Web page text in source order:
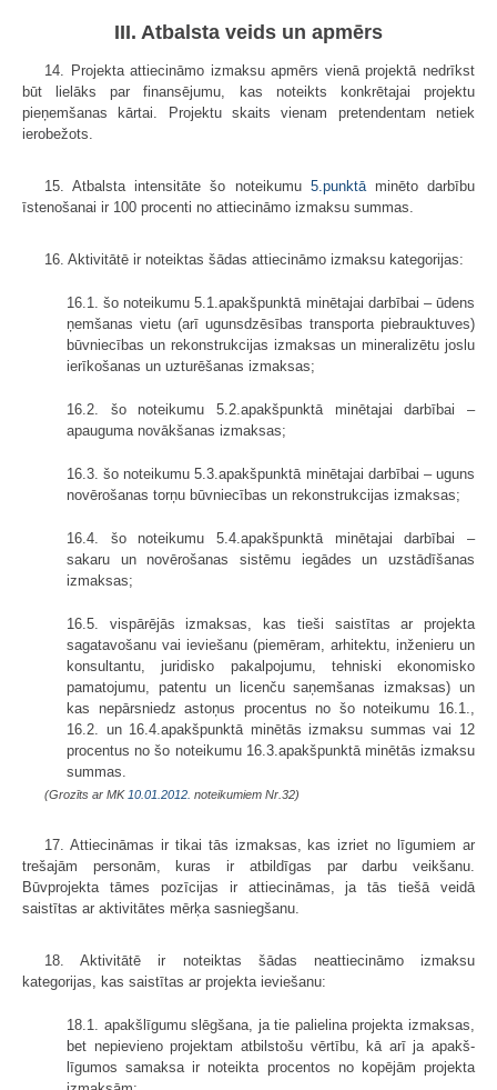
III. Atbalsta veids un apmērs
14. Projekta attiecināmo izmaksu apmērs vienā projektā nedrīkst
būt lielāks par finansējumu, kas noteikts konkrētajai projektu
pieņemšanas kārtai. Projektu skaits vienam pretendentam netiek
ierobežots.
15. Atbalsta intensitāte šo noteikumu 5.punktāminēto darbību
īstenošanai ir 100 procenti no attiecināmo izmaksu summas.
16. Aktivitātē ir noteiktas šādas attiecināmo izmaksu kategorijas:
16.1. šo noteikumu 5.1.apakšpunktā minētajai darbībai – ūdens
ņemšanas vietu (arī ugunsdzēsības transporta piebrauktuves)
būvniecības un rekonstrukcijas izmaksas un mineralizētu joslu
ierīkošanas un uzturēšanas izmaksas;
16.2. šo noteikumu 5.2.apakšpunktā minētajai darbībai –
apauguma novākšanas izmaksas;
16.3. šo noteikumu 5.3.apakšpunktā minētajai darbībai – uguns
novērošanas torņu būvniecības un rekonstrukcijas izmaksas;
16.4. šo noteikumu 5.4.apakšpunktā minētajai darbībai –
sakaru un novērošanas sistēmu iegādes un uzstādīšanas
izmaksas;
16.5. vispārējās izmaksas, kas tieši saistītas ar projekta
sagatavošanu vai ieviešanu (piemēram, arhitektu, inženieru un
konsultantu, juridisko pakalpojumu, tehniski ekonomisko
pamatojumu, patentu un licenču saņemšanas izmaksas) un
kas nepārsniedz astoņus procentus no šo noteikumu 16.1.,
16.2. un 16.4.apakšpunktā minētās izmaksu summas vai 12
procentus no šo noteikumu 16.3.apakšpunktā minētās izmaksu
summas.
(Grozīts ar MK 10.01.2012. noteikumiem Nr.32)
17. Attiecināmas ir tikai tās izmaksas, kas izriet no līgumiem ar
trešajām personām, kuras ir atbildīgas par darbu veikšanu.
Būvprojekta tāmes pozīcijas ir attiecināmas, ja tās tiešā veidā
saistītas ar aktivitātes mērķa sasniegšanu.
18. Aktivitātē ir noteiktas šādas neattiecināmo izmaksu
kategorijas, kas saistītas ar projekta ieviešanu:
18.1. apakšlīgumu slēgšana, ja tie palielina projekta izmaksas,
bet nepievieno projektam atbilstošu vērtību, kā arī ja apakš­
līgumos samaksa ir noteikta procentos no kopējām projekta